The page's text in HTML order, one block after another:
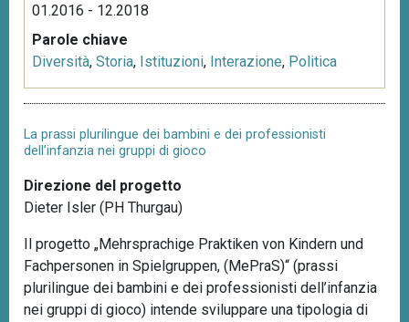
01.2016 - 12.2018
Parole chiave
Diversità, Storia, Istituzioni, Interazione, Politica
La prassi plurilingue dei bambini e dei professionisti
dell’infanzia nei gruppi di gioco
Direzione del progetto
Dieter Isler (PH Thurgau)
Il progetto „Mehrsprachige Praktiken von Kindern und
Fachpersonen in Spielgruppen, (MePraS)“ (prassi
plurilingue dei bambini e dei professionisti dell’infanzia
nei gruppi di gioco) intende sviluppare una tipologia di